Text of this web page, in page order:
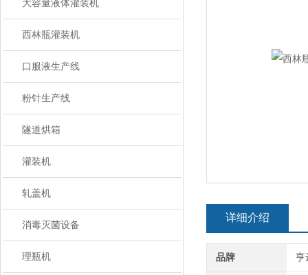
大容量液体灌装机
西林瓶灌装机
口服液生产线
粉针生产线
隧道烘箱
灌装机
轧盖机
消毒灭菌设备
理瓶机
详细介绍
品牌 亨